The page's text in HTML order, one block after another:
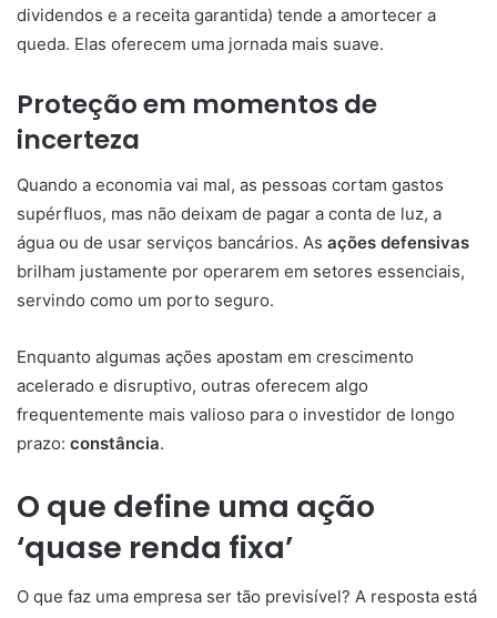
dividendos e a receita garantida) tende a amortecer a
queda. Elas oferecem uma jornada mais suave.
Proteção em momentos de
incerteza
Quando a economia vai mal, as pessoas cortam gastos
supérfluos, mas não deixam de pagar a conta de luz, a
água ou de usar serviços bancários. As ações defensivas
brilham justamente por operarem em setores essenciais,
servindo como um porto seguro.
Enquanto algumas ações apostam em crescimento
acelerado e disruptivo, outras oferecem algo
frequentemente mais valioso para o investidor de longo
prazo: constância.
O que define uma ação
‘quase renda fixa’
O que faz uma empresa ser tão previsível? A resposta está